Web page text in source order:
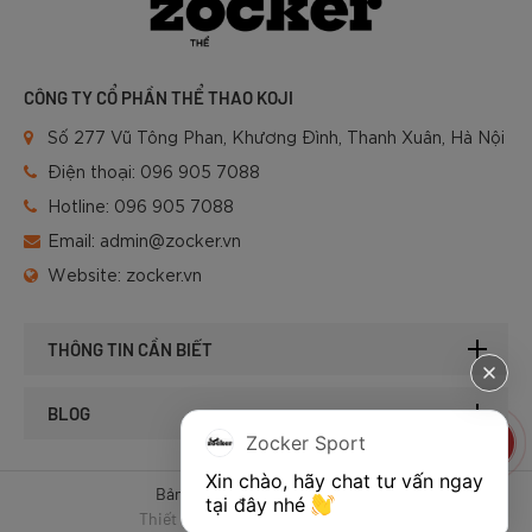
CÔNG TY CỔ PHẦN THỂ THAO KOJI
Số 277 Vũ Tông Phan, Khương Đình, Thanh Xuân, Hà Nội
Điện thoại: 096 905 7088
Hotline: 096 905 7088
Email: admin@zocker.vn
Website: zocker.vn
THÔNG TIN CẦN BIẾT
BLOG
Bản quyền © 2025 của Zocker.
Thiết kế website & SEO - Tất Thành
Zocker Sport
Xin chào, hãy chat tư vấn ngay
tại đây nhé